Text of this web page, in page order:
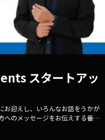
スタートアッ
お迎えし、いろんなお話をうかが
へのメッセージをお伝えする番
「きっかけ」「成功・失敗談」